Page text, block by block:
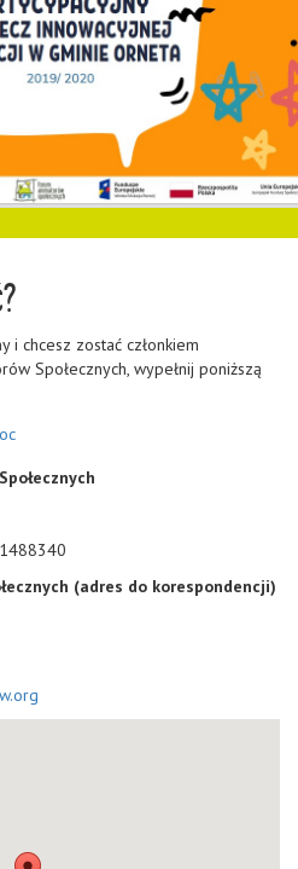
i chcesz zostać członkiem
Społecznych, wypełnij poniższą
(adres do korespondencji)